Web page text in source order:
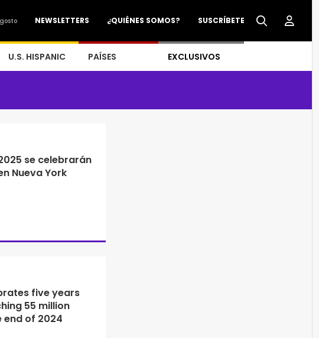
SUSCRÍBETE
¿QUIÉNES SOMOS?
NEWSLETTERS
U.S. HISPANIC PAÍSES EXCLUSIVOS
se celebrarán
Nueva York
five years
55 million
end of 2024